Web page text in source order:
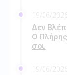
19/06/2026
Δεν
Ο
σου
19/06/2026